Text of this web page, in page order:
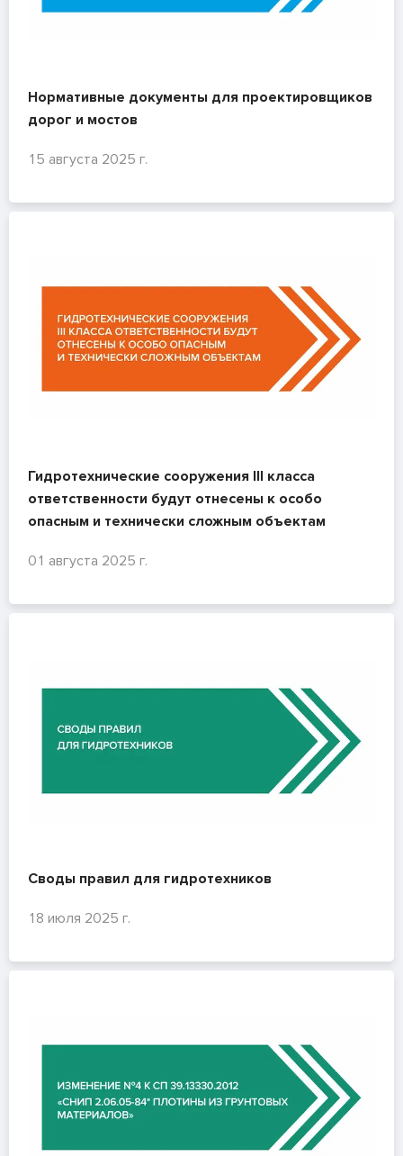
Нормативные документы для проектировщиков
дорог и мостов
15 августа 2025 г.
Гидротехнические сооружения III класса
ответственности будут отнесены к особо
опасным и технически сложным объектам
01 августа 2025 г.
Своды правил для гидротехников
18 июля 2025 г.